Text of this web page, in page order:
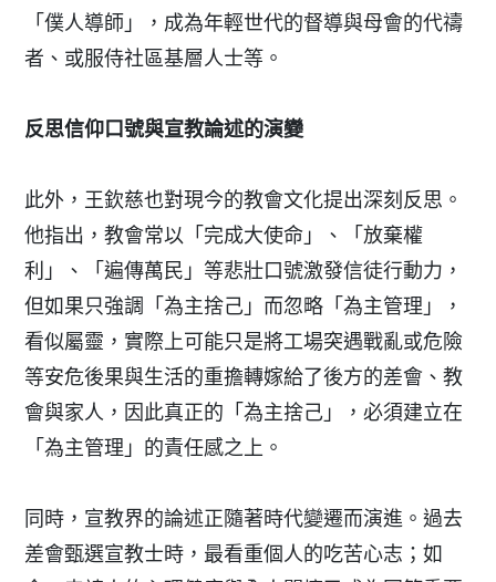
「僕人導師」，成為年輕世代的督導與母會的代禱
者、或服侍社區基層人士等。
反思信仰口號與宣教論述的演變
此外，王欽慈也對現今的教會文化提出深刻反思。
他指出，教會常以「完成大使命」、「放棄權
利」、「遍傳萬民」等悲壯口號激發信徒行動力，
但如果只強調「為主捨己」而忽略「為主管理」，
看似屬靈，實際上可能只是將工場突遇戰亂或危險
等安危後果與生活的重擔轉嫁給了後方的差會、教
會與家人，因此真正的「為主捨己」，必須建立在
「為主管理」的責任感之上。
同時，宣教界的論述正隨著時代變遷而演進。過去
差會甄選宣教士時，最看重個人的吃苦心志；如